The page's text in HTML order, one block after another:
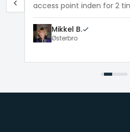
access point inden for 2
Mikkel B.
Østerbro